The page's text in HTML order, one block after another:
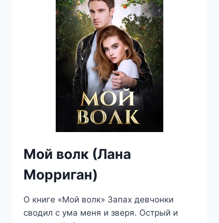
Мой волк (Лана
Морриган)
О книге «Мой волк» Запах девчонки
сводил с ума меня и зверя. Острый и